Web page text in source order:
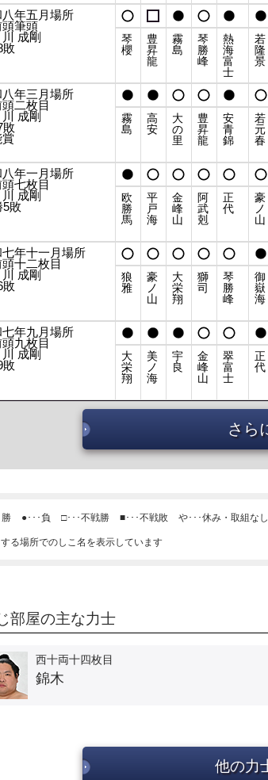
年五月場所
筆頭
成剛
敗
琴
櫻
豊
昇
龍
霧
島
琴
勝
峰
熱
海
富
士
若
隆
景
年三月場所
二枚目
成剛
敗
霧
島
高
安
大
の
里
豊
昇
龍
安
青
錦
若
元
春
年一月場所
七枚目
成剛
5敗
欧
勝
馬
平
戸
海
金
峰
山
阿
武
剋
正
代
豪
ノ
山
年十一月場所
十二枚目
成剛
敗
狼
雅
豪
ノ
山
大
栄
翔
獅
司
琴
勝
峰
御
嶽
海
年九月場所
九枚目
成剛
敗
大
栄
翔
美
ノ
海
宇
良
金
峰
山
翠
富
士
正
代
さら
●･･･負 □･･･不戦勝 ■･･･不戦敗 や･･･休み・取組なし
る場所でのしこ名を表示しています
部屋の主な力士
西十両十四枚目
錦木
他の力